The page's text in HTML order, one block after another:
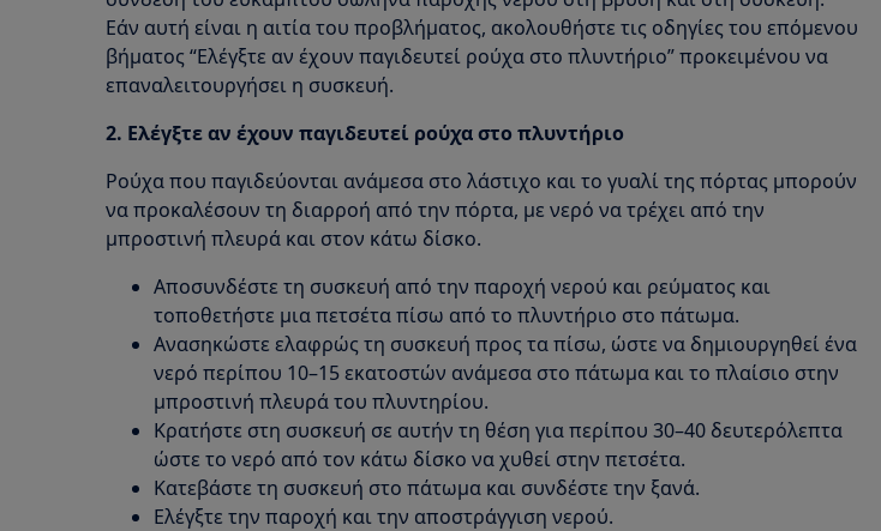
Εάν αυτή είναι η αιτία του προβλήματος, ακολουθήστε τις οδηγίες του επόμενου
βήματος “Ελέγξτε αν έχουν παγιδευτεί ρούχα στο πλυντήριο” προκειμένου να
επαναλειτουργήσει η συσκευή.
2. Ελέγξτε αν έχουν παγιδευτεί ρούχα στο πλυντήριο
Ρούχα που παγιδεύονται ανάμεσα στο λάστιχο και το γυαλί της πόρτας μπορούν
να προκαλέσουν τη διαρροή από την πόρτα, με νερό να τρέχει από την
μπροστινή πλευρά και στον κάτω δίσκο.
Αποσυνδέστε τη συσκευή από την παροχή νερού και ρεύματος και
τοποθετήστε μια πετσέτα πίσω από το πλυντήριο στο πάτωμα.
Ανασηκώστε ελαφρώς τη συσκευή προς τα πίσω, ώστε να δημιουργηθεί ένα
νερό περίπου 10–15 εκατοστών ανάμεσα στο πάτωμα και το πλαίσιο στην
μπροστινή πλευρά του πλυντηρίου.
Κρατήστε στη συσκευή σε αυτήν τη θέση για περίπου 30–40 δευτερόλεπτα
ώστε το νερό από τον κάτω δίσκο να χυθεί στην πετσέτα.
Κατεβάστε τη συσκευή στο πάτωμα και συνδέστε την ξανά.
Ελέγξτε την παροχή και την αποστράγγιση νερού.